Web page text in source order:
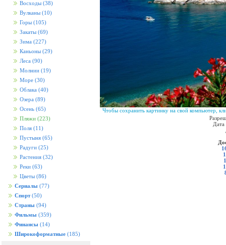
Восходы (38)
Вулканы (10)
Горы (105)
Закаты (69)
Зима (227)
Каньоны (29)
Леса (90)
Молнии (19)
Море (30)
Облака (40)
Озера (89)
Осень (65)
Пляжи (223)
Поля (11)
Пустыня (65)
Радуги (25)
Растения (32)
Реки (63)
Цветы (86)
Сериалы (77)
Спорт (50)
Страны (94)
Фильмы (359)
Финансы (14)
Широкоформатные (185)
Чтобы сохранить картинку на свой компьютер,
Дата